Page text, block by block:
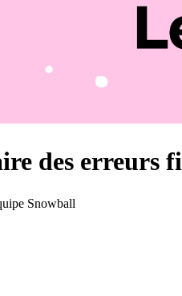
des erreurs
Snowball